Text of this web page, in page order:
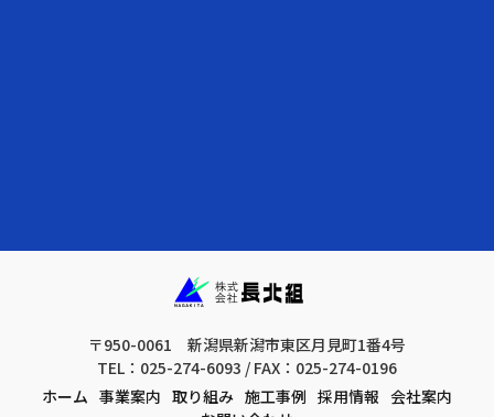
〒950-0061 新潟県新潟市東区月見町1番4号
TEL：025-274-6093 / FAX：025-274-0196
ホーム 事業案内 取り組み 施工事例 採用情報 会社案内